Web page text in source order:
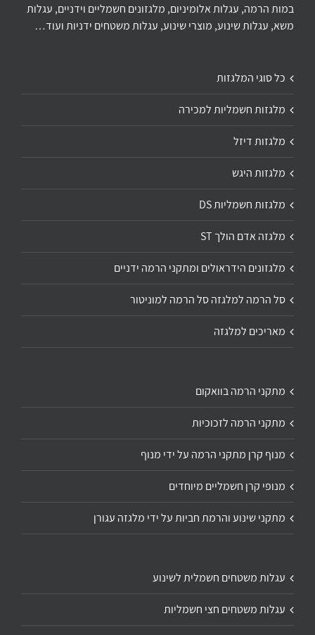
במות הרמה, עגלות אלומיניום, מלגזונים חשמליים וידניים, עגלות
משא, עגלות שינוע, מוצרי שינוע, עגלות משטחים ידניות ועוד…
כל סוגי המלגזות
מלגזות חשמליות למכירה
מלגזות דיזל
מלגזות היגש
מלגזות חשמליות DS
מלגזה אדם הולך ST
מלגזונים הידראולים ומתקני הרמה ידניים
סל הרמה למלגזה סל הרמה למוניטור
מאריכים למלגזה
מתקני הרמה בוואקום
מתקני הרמה לזכוכיות
מנוף קרן מתקני הרמה על ידי מנוף
מנופי קרן חשמליים מיוחדים
מתקני שינוע והרמת חביות על ידי מלגזה עגורן
עגלות משטחים חשמלית לשינוע
עגלות משטחים חצי חשמליות